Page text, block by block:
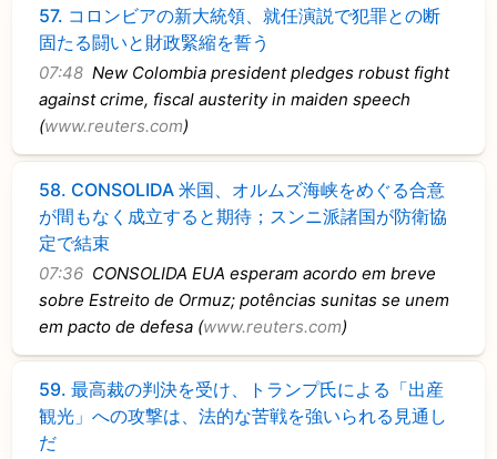
57. コロンビアの新大統領、就任演説で犯罪との断
固たる闘いと財政緊縮を誓う
07:48 New Colombia president pledges robust fight
against crime, fiscal austerity in maiden speech
(www.reuters.com)
58. CONSOLIDA 米国、オルムズ海峡をめぐる合意
が間もなく成立すると期待；スンニ派諸国が防衛協
定で結束
07:36 CONSOLIDA EUA esperam acordo em breve
sobre Estreito de Ormuz; potências sunitas se unem
em pacto de defesa (www.reuters.com)
59.最高裁の判決を受け、トランプ氏による「出産
観光」への攻撃は、法的な苦戦を強いられる見通し
だ